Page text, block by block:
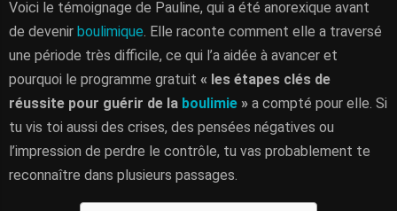
Voici le témoignage de Pauline, qui a été anorexique avant
de devenir boulimique. Elle raconte comment elle a traversé
une période très difficile, ce qui l’a aidée à avancer et
pourquoi le programme gratuit « les étapes clés de
réussite pour guérir de la boulimie » a compté pour elle. Si
tu vis toi aussi des crises, des pensées négatives ou
l’impression de perdre le contrôle, tu vas probablement te
reconnaître dans plusieurs passages.